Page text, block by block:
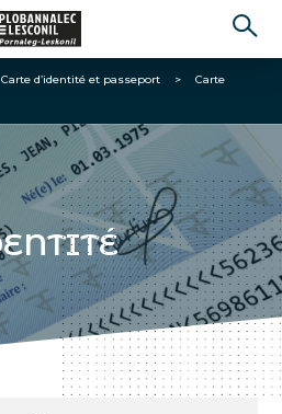
Carte d’identité et passeport >
Carte